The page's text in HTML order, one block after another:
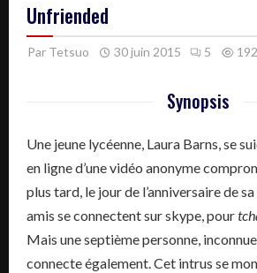
Unfriended
Par Tetsuo 30 juin 2015 5
Synopsis
Une jeune lycéenne, Laura Barns, se
en ligne d’une vidéo anonyme
plus tard, le jour de l’anniversaire de
amis se connectent sur skype, pour
Mais une septième personne,
connecte également. Cet intrus se